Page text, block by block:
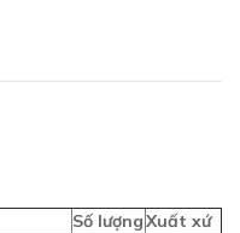
Số lượngXuất xứ